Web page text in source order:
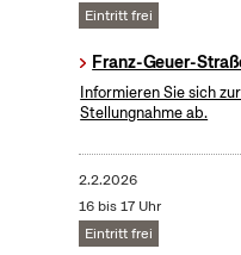
Eintritt frei
Franz-Geuer-
Informieren Sie sich
Stellungnahme ab.
2.2.2026
16 bis 17 Uhr
Eintritt frei